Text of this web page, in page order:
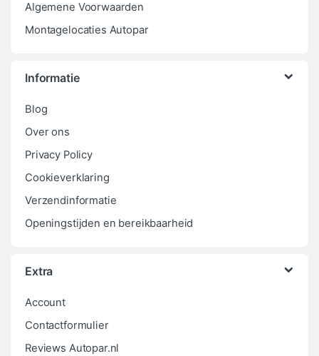
Algemene Voorwaarden
Montagelocaties Autopar
Informatie
Blog
Over ons
Privacy Policy
Cookieverklaring
Verzendinformatie
Openingstijden en bereikbaarheid
Extra
Account
Contactformulier
Reviews Autopar.nl